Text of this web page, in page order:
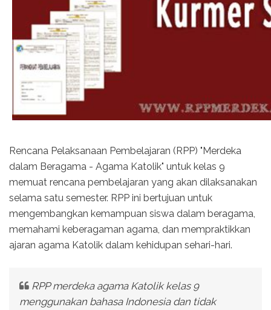
Rencana Pelaksanaan Pembelajaran (RPP) "Merdeka
dalam Beragama - Agama Katolik" untuk kelas 9
memuat rencana pembelajaran yang akan dilaksanakan
selama satu semester. RPP ini bertujuan untuk
mengembangkan kemampuan siswa dalam beragama,
memahami keberagaman agama, dan mempraktikkan
ajaran agama Katolik dalam kehidupan sehari-hari.
RPP merdeka agama Katolik kelas 9
menggunakan bahasa Indonesia dan tidak